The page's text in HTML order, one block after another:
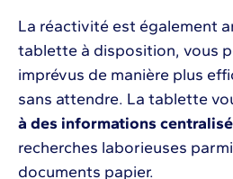
La réactivité est également
tablette à disposition, vous
imprévus de manière plus
sans attendre. La tablette
à des informations
recherches laborieuses
documents papier.